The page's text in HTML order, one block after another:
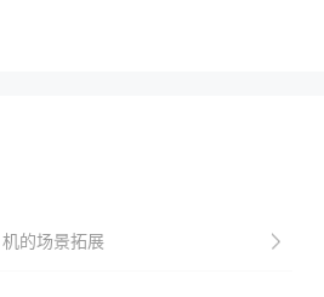
的场景拓展